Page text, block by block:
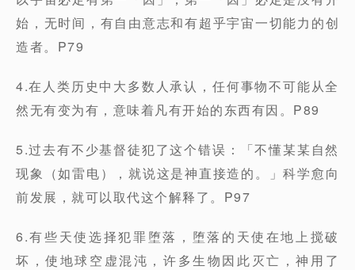
始，无时间，有自由意志和有超乎宇宙一切能力的创
造者。P79
4.在人类历史中大多数人承认，任何事物不可能从全
然无有变为有，意味着凡有开始的东西有因。P89
5.过去有不少基督徒犯了这个错误：「不懂某某自然
现象（如雷电），就说这是神直接造的。」科学愈向
前发展，就可以取代这个解释了。P97
6.有些天使选择犯罪堕落，堕落的天使在地上搅破
坏，使地球空虚混沌，许多生物因此灭亡，神用了